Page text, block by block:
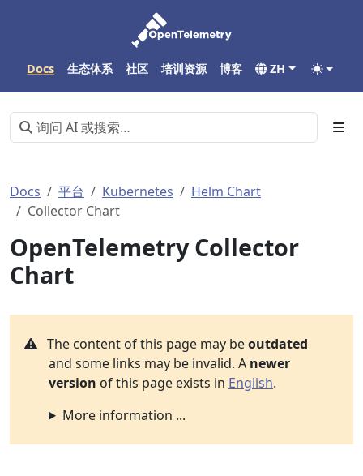
Docs 生态体系 社区 培训资源 博客 ZH
Docs 平台 Kubernetes
Helm Chart
Collector Chart
OpenTelemetry Collector
Chart
The content of this page may beoutdated
and some links may be invalid. A newer
version of this page exists in English.
More information ...